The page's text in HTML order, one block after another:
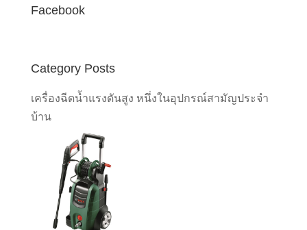
Facebook
Category Posts
เครื่องฉีดน้ำแรงดันสูง หนึ่งในอุปกรณ์สามัญประจำ
บ้าน